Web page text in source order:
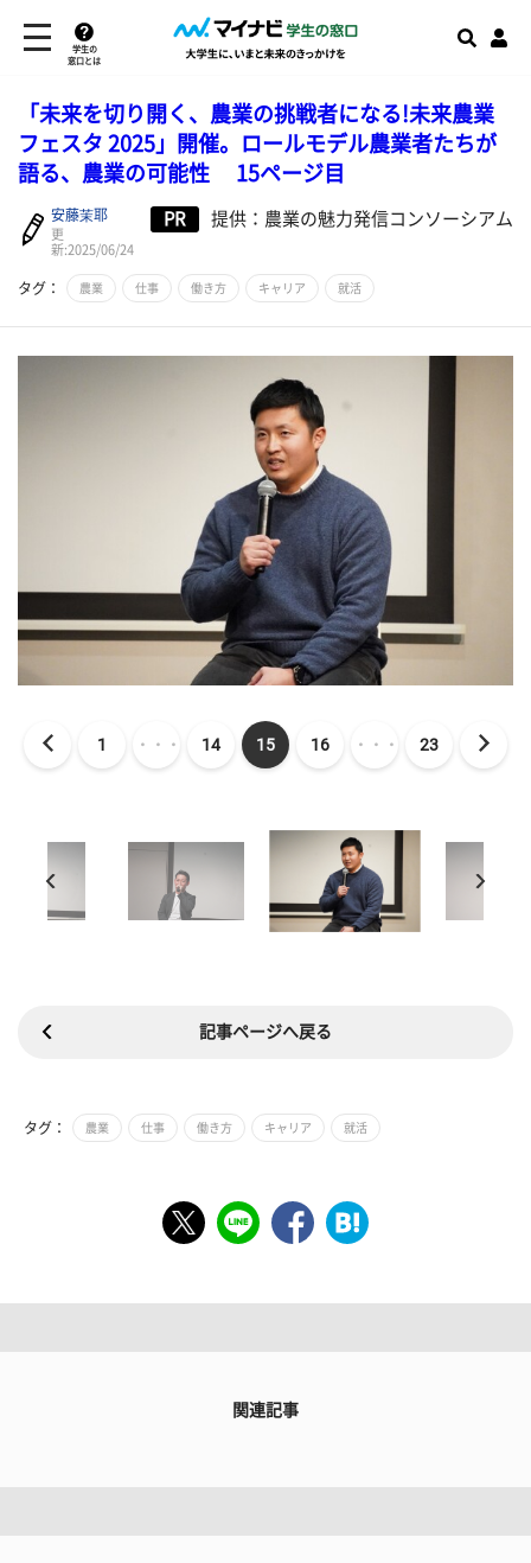
学生の
窓口とは
「未来を切り開く、農業の挑戦者になる!未来農業
フェスタ 2025」開催。ロールモデル農業者たちが
語る、農業の可能性 15ページ目
安藤茉耶
更
新:2025/06/24
PR 提供：農業の魅力発信コンソーシアム
タグ： 農業 仕事 働き方 キャリア 就活
1 ・・・ 14 15 16 ・・・ 23
記事ページへ戻る
タグ： 農業 仕事 働き方 キャリア 就活
関連記事